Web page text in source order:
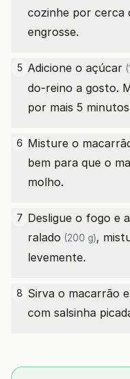
cozinhe por cerca
engrosse.
5 Adicione o açúcar
do-reino a gosto.
por mais 5
6 Misture o
bem para que o
molho.
7 Desligue o fogo e
ralado (200 g),
levemente.
8 Sirva o macarrão
com salsinha